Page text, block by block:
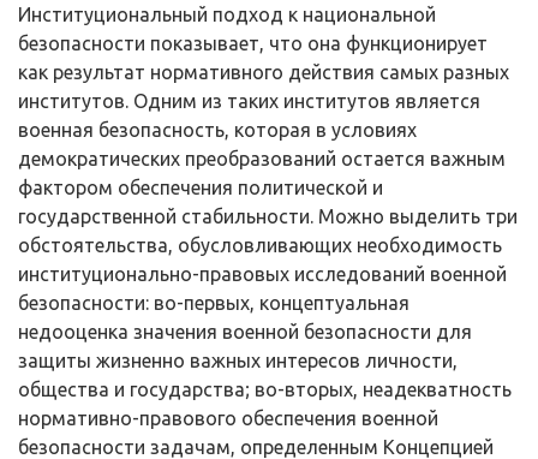
Институциональный подход к национальной
безопасности показывает, что она функционирует
как результат нормативного действия самых разных
институтов. Одним из таких институтов является
военная безопасность, ко­торая в условиях
демократических преобразований остается важным
факто­ром обеспечения политической и
государственной стабильности. Можно вы­делить три
обстоятельства, обусловливающих необходимость
институцио­нально-правовых исследований военной
безопасности: во-первых, концепту­альная
недооценка значения военной безопасности для
защиты жизненно важных интересов личности,
общества и государства; во-вторых, неадекват­ность
нормативно-правового обеспечения военной
безопасности задачам, оп­ределенным Концепцией